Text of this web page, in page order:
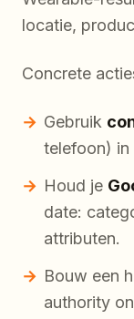
locatie,
Concrete
Gebruik
telefoon) in
Houd je
date:
attributen.
Bouw een
authority